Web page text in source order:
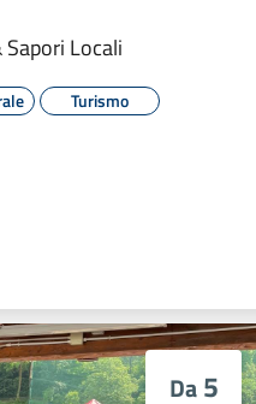
Locali
Turismo
Da5